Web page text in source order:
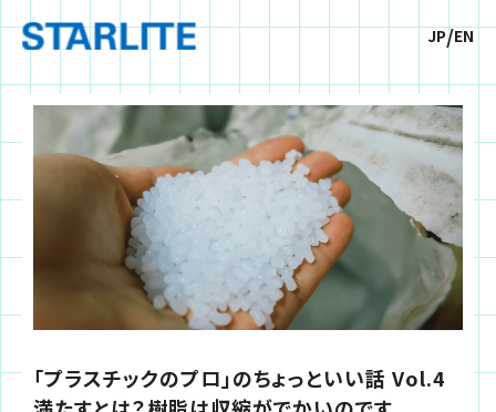
JP/EN
「プラスチックのプロ」のちょっといい話 Vol.4